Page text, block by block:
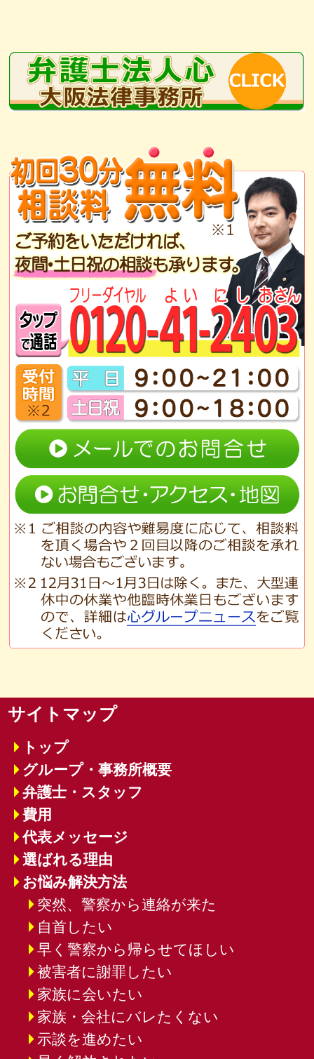
サイトマップ
トップ
グループ・事務所概要
弁護士・スタッフ
費用
代表メッセージ
選ばれる理由
お悩み解決方法
突然、警察から連絡が来た
自首したい
早く警察から帰らせてほしい
被害者に謝罪したい
家族に会いたい
家族・会社にバレたくない
示談を進めたい